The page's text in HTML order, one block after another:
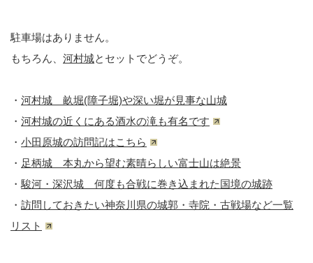
駐車場はありません。
もちろん、 河村城とセットでどうぞ。
・ 河村城 畝堀(障子堀)や深い堀が見事な山城
・ 河村城の近くにある酒水の滝も有名です
・ 小田原城の訪問記はこちら
・ 足柄城 本丸から望む素晴らしい富士山は絶景
・ 駿河・深沢城 何度も合戦に巻き込まれた国境の城跡
・ 訪問しておきたい神奈川県の城郭・寺院・古戦場など一覧
リスト